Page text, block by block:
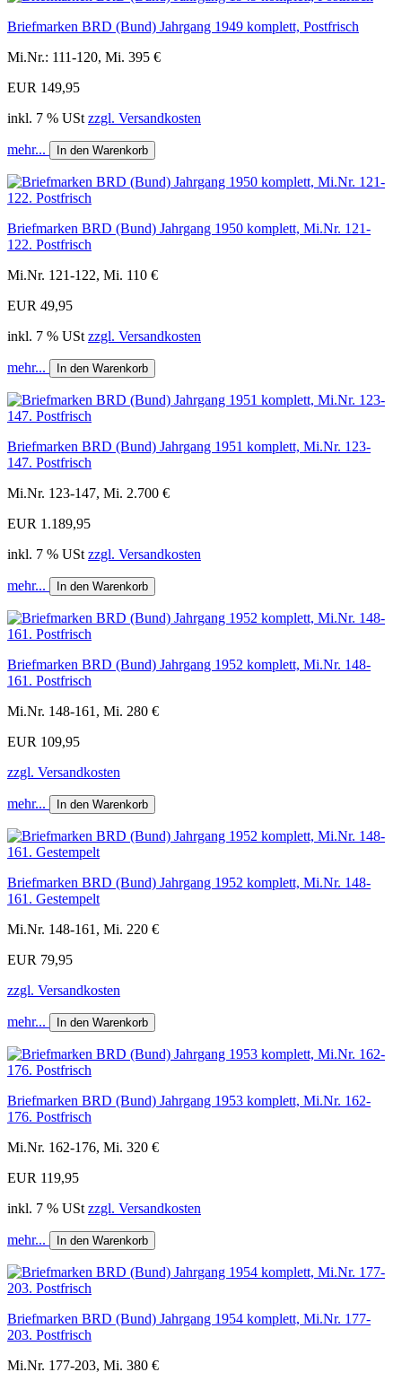
Briefmarken BRD (Bund) Jahrgang 1949 komplett, Postfrisch
Mi.Nr.: 111-120, Mi. 395 €
EUR 149,95
inkl. 7 % USt zzgl. Versandkosten
mehr... In den Warenkorb
Briefmarken BRD (Bund) Jahrgang 1950 komplett, Mi.Nr. 121-
122. Postfrisch
Mi.Nr. 121-122, Mi. 110 €
EUR 49,95
inkl. 7 % USt zzgl. Versandkosten
mehr... In den Warenkorb
Briefmarken BRD (Bund) Jahrgang 1951 komplett, Mi.Nr. 123-
147. Postfrisch
Mi.Nr. 123-147, Mi. 2.700 €
EUR 1.189,95
inkl. 7 % USt zzgl. Versandkosten
mehr... In den Warenkorb
Briefmarken BRD (Bund) Jahrgang 1952 komplett, Mi.Nr. 148-
161. Postfrisch
Mi.Nr. 148-161, Mi. 280 €
EUR 109,95
zzgl. Versandkosten
mehr... In den Warenkorb
Briefmarken BRD (Bund) Jahrgang 1952 komplett, Mi.Nr. 148-
161. Gestempelt
Mi.Nr. 148-161, Mi. 220 €
EUR 79,95
zzgl. Versandkosten
mehr... In den Warenkorb
Briefmarken BRD (Bund) Jahrgang 1953 komplett, Mi.Nr. 162-
176. Postfrisch
Mi.Nr. 162-176, Mi. 320 €
EUR 119,95
inkl. 7 % USt zzgl. Versandkosten
mehr... In den Warenkorb
Briefmarken BRD (Bund) Jahrgang 1954 komplett, Mi.Nr. 177-
203. Postfrisch
Mi.Nr. 177-203, Mi. 380 €